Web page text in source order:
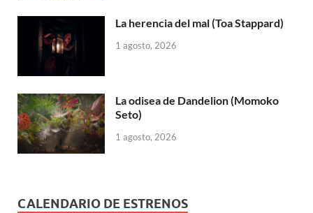
La herencia del mal (Toa Stappard)
1 agosto, 2026
La odisea de Dandelion (Momoko
Seto)
1 agosto, 2026
CALENDARIO DE ESTRENOS